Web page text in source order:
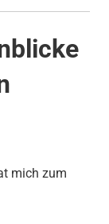
mich zum